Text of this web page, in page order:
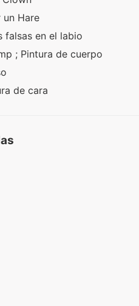
un Hare
falsas en el labio
; Pintura de cuerpo
de cara